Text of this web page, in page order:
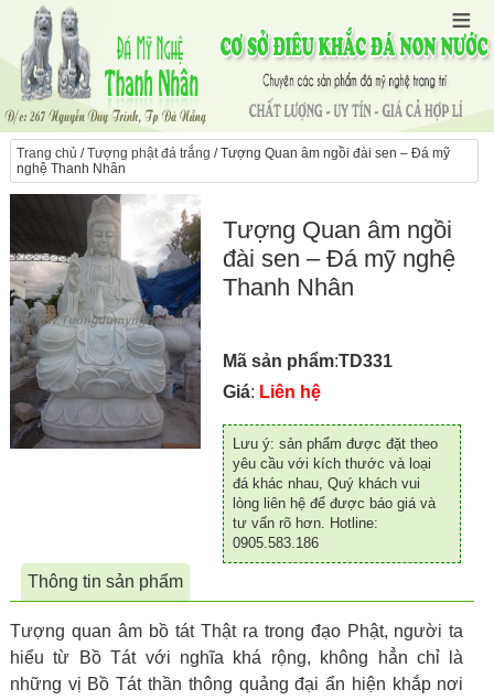
Trang chủ /Tượng phật đá trắng / Tượng Quan âm ngồi đài sen – Đá mỹ
nghệ Thanh Nhân
Tượng Quan âm ngồi
đài sen – Đá mỹ nghệ
Thanh Nhân
Mã sản phẩm:TD331
Giá: Liên hệ
Lưu ý: sản phẩm được đặt theo
yêu cầu với kích thước và loại
đá khác nhau, Quý khách vui
lòng liên hệ để được báo giá và
tư vấn rõ hơn. Hotline:
0905.583.186
Thông tin sản phẩm
Tượng quan âm bồ tát Thật ra trong đạo Phật, người ta
hiểu từ Bồ Tát với nghĩa khá rộng, không hẳn chỉ là
những vị Bồ Tát thần thông quảng đại ẩn hiện khắp nơi